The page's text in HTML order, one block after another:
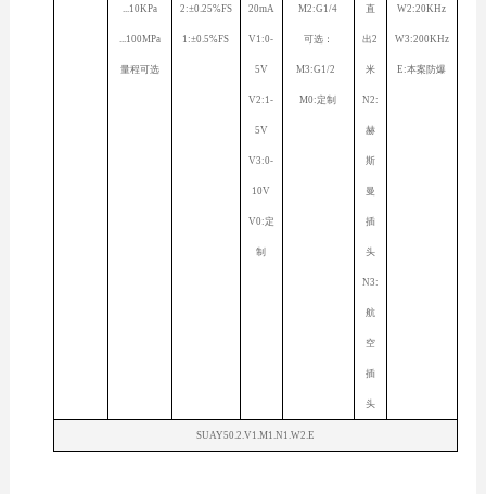
...10KPa
...100MPa
量程可选
2:±0.25%FS
1:±0.5%FS
20mA
V1:0-
5V
V2:1-
5V
V3:0-
10V
V0:定
制
M2:G1/4
可选：
M3:G1/2
M0:定制
直
出2
米
N2:
赫
斯
曼
插
头
N3:
航
空
插
头
W2:20KHz
W3:200KHz
E:本案防爆
SUAY50.2.V1.M1.N1.W2.E